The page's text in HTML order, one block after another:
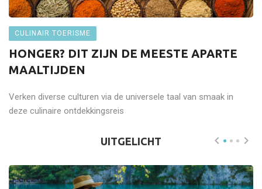
CULINAIR TOERISME
HONGER? DIT ZIJN DE MEESTE APARTE
MAALTIJDEN
Verken diverse culturen via de universele taal van smaak in
deze culinaire ontdekkingsreis
UITGELICHT